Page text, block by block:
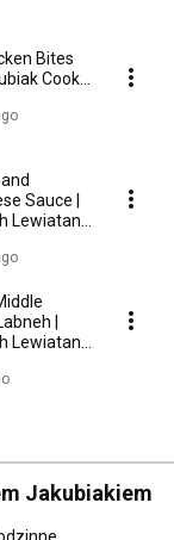
Bites
Cooks
Sauce |
Lewiatan
|
Lewiatan
Jakubiakiem